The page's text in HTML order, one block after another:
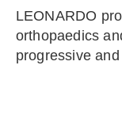
LEONARDO
orthopaedics
progressive